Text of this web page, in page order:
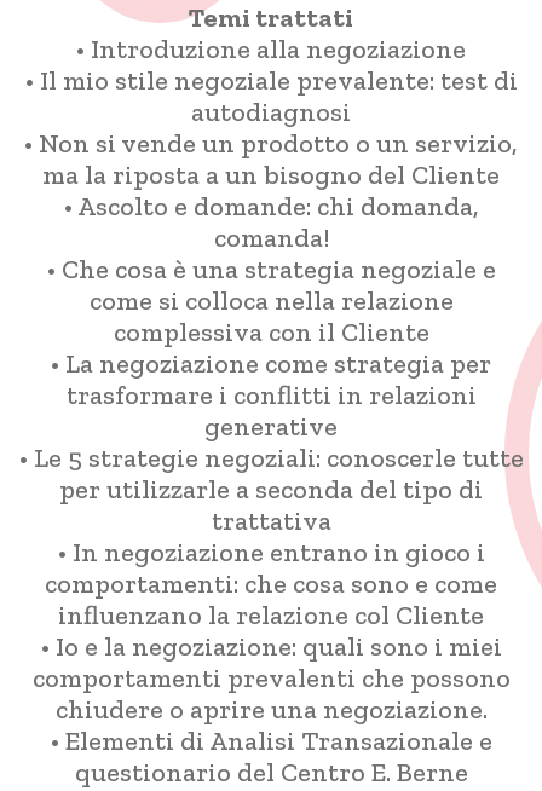
Temi trattati
• Introduzione alla negoziazione
• Il mio stile negoziale prevalente: test di
autodiagnosi
• Non si vende un prodotto o un servizio,
ma la riposta a un bisogno del Cliente
• Ascolto e domande: chi domanda,
comanda!
• Che cosa è una strategia negoziale e
come si colloca nella relazione
complessiva con il Cliente
• La negoziazione come strategia per
trasformare i conflitti in relazioni
generative
• Le 5 strategie negoziali: conoscerle tutte
per utilizzarle a seconda del tipo di
trattativa
• In negoziazione entrano in gioco i
comportamenti: che cosa sono e come
influenzano la relazione col Cliente
• Io e la negoziazione: quali sono i miei
comportamenti prevalenti che possono
chiudere o aprire una negoziazione.
• Elementi di Analisi Transazionale e
questionario del Centro E. Berne